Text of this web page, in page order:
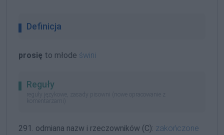
Definicja
prosię to młode świni
Reguły
reguły językowe, zasady pisowni (nowe opracowanie z
komentarzami)
291. odmiana nazw i rzeczowników (C): zakończone